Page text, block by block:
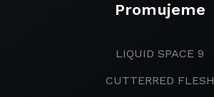
Promujeme
LIQUID SPACE 9
CUTTERRED FLESH